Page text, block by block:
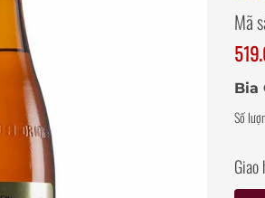
Mã
Bia
Số